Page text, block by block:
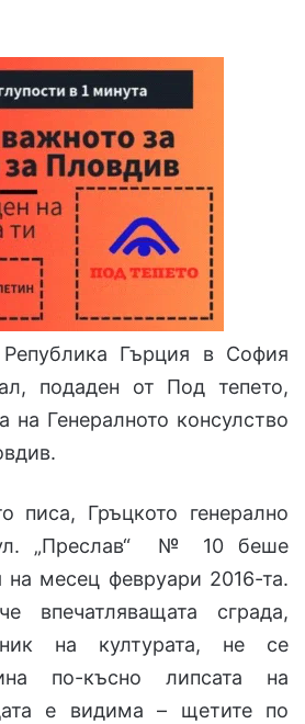
Гърция в София
подаден от Под тепето,
на Генералното консулство
писа, Гръцкото генерално
ул. „Преслав“ № 10 беше
на месец февруари 2016-та.
впечатляващата сграда,
на културата, не се
по-късно липсата на
е видима – щетите по